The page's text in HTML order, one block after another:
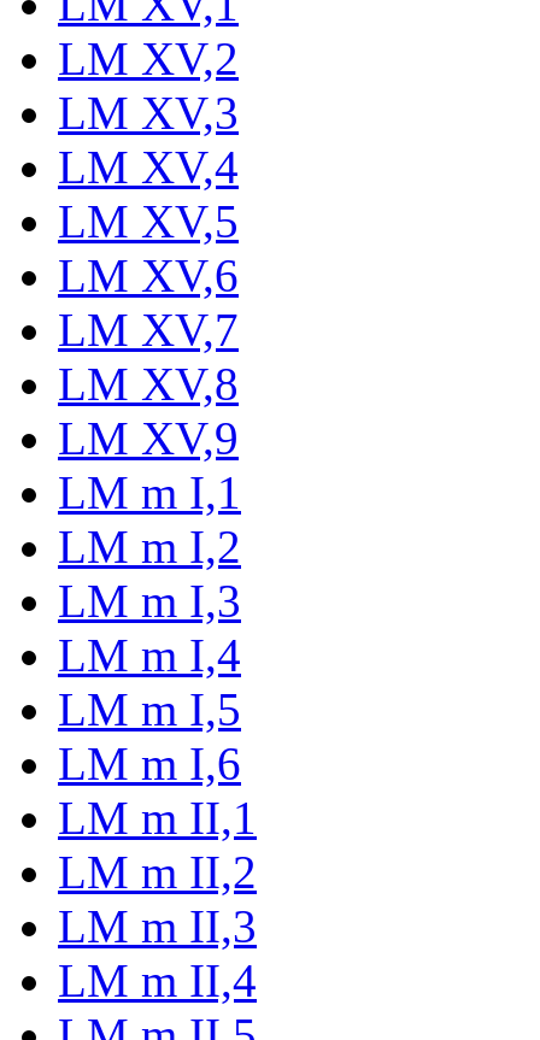
LM XV,2
LM XV,3
LM XV,4
LM XV,5
LM XV,6
LM XV,7
LM XV,8
LM XV,9
LM m I,1
LM m I,2
LM m I,3
LM m I,4
LM m I,5
LM m I,6
LM m II,1
LM m II,2
LM m II,3
LM m II,4